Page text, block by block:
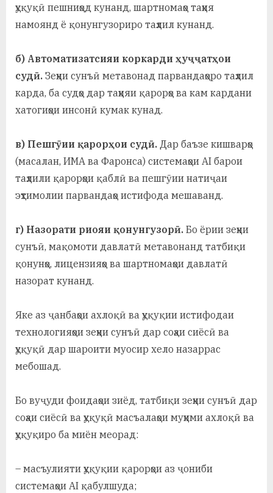
ҳуқуқӣ пешниҳод кунанд, шартномаҳо таҳия
намоянд ё қонунгузориро таҳлил кунанд.
б) Автоматизатсияи коркарди ҳуҷҷатҳои
судӣ. Зеҳни сунъӣ метавонад парвандаҳоро таҳлил
карда, ба судҳо дар таҳияи қарорҳо ва кам кардани
хатогиҳои инсонӣ кумак кунад.
в) Пешгӯии қарорҳои судӣ. Дар баъзе кишварҳо
(масалан, ИМА ва Фаронса) системаҳои AI барои
таҳлили қарорҳои қаблӣ ва пешгӯии натиҷаи
эҳтимолии парвандаҳо истифода мешаванд.
г) Назорати риояи қонунгузорӣ. Бо ёрии зеҳни
сунъӣ, мақомоти давлатӣ метавонанд татбиқи
қонунҳо, лицензияҳо ва шартномаҳои давлатӣ
назорат кунанд.
Яке аз ҷанбаҳои ахлоқӣ ва ҳуқуқии истифодаи
технологияҳои зеҳни сунъӣ дар соҳаи сиёсӣ ва
ҳуқуқӣ дар шароити муосир хело назаррас
мебошад.
Бо вуҷуди фоидаҳои зиёд, татбиқи зеҳни сунъӣ дар
соҳаи сиёсӣ ва ҳуқуқӣ масъалаҳои муҳими ахлоқӣ ва
ҳуқуқиро ба миён меорад:
– масъулияти ҳуқуқии қарорҳои аз ҷониби
системаҳои AI қабулшуда;